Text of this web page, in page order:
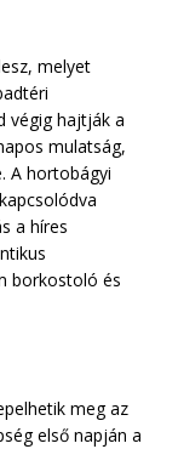
melyet
végig hajtják a
mulatság,
A hortobágyi
a híres
borkostoló és
meg az
első napján a